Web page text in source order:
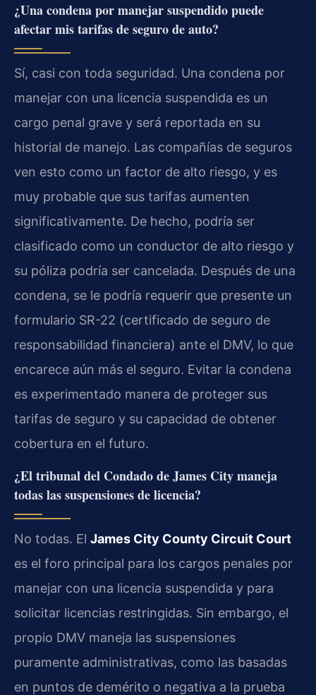
¿Una condena por manejar suspendido puede
afectar mis tarifas de seguro de auto?
Sí, casi con toda seguridad. Una condena por
manejar con una licencia suspendida es un
cargo penal grave y será reportada en su
historial de manejo. Las compañías de seguros
ven esto como un factor de alto riesgo, y es
muy probable que sus tarifas aumenten
significativamente. De hecho, podría ser
clasificado como un conductor de alto riesgo y
su póliza podría ser cancelada. Después de una
condena, se le podría requerir que presente un
formulario SR-22 (certificado de seguro de
responsabilidad financiera) ante el DMV, lo que
encarece aún más el seguro. Evitar la condena
es experimentado manera de proteger sus
tarifas de seguro y su capacidad de obtener
cobertura en el futuro.
¿El tribunal del Condado de James City maneja
todas las suspensiones de licencia?
No todas. El James City County Circuit Court
es el foro principal para los cargos penales por
manejar con una licencia suspendida y para
solicitar licencias restringidas. Sin embargo, el
propio DMV maneja las suspensiones
puramente administrativas, como las basadas
en puntos de demérito o negativa a la prueba